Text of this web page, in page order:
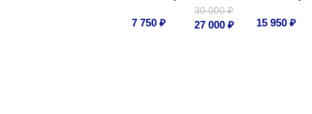
7 750₽
30 000₽
27 000 ₽ 15 950₽